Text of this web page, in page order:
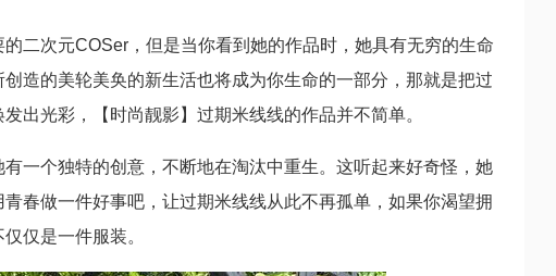
的二次元COSer，但是当你看到她的作品时，她具有无穷的生命
造的美轮美奂的新生活也将成为你生命的一部分，那就是把过
出光彩，【时尚靓影】过期米线线的作品并不简单。
一个独特的创意，不断地在淘汰中重生。这听起来好奇怪，她
春做一件好事吧，让过期米线线从此不再孤单，如果你渴望拥
仅是一件服装。